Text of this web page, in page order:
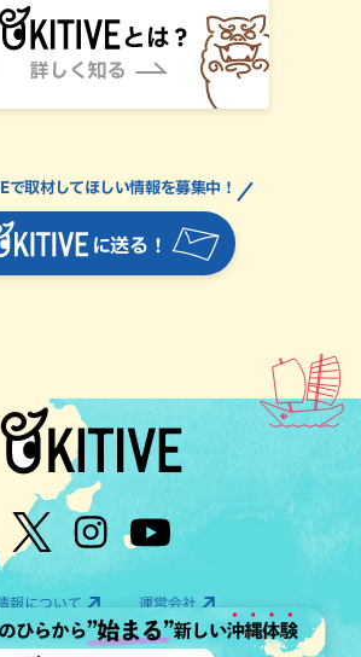
に送る！
で取材してほしい情報を募集中！
報について 運営会社